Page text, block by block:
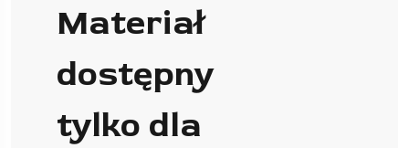
Materiał
dostępny
tylko dla